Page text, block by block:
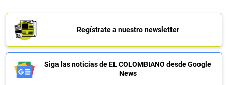
Regístrate a nuestro newsletter
Siga las noticias de EL COLOMBIANO desde Google
News